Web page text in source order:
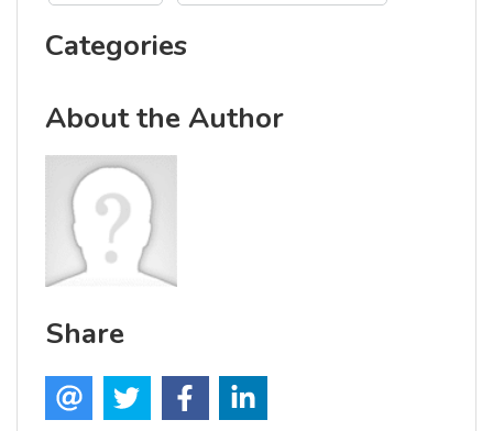
Categories
About the Author
Share